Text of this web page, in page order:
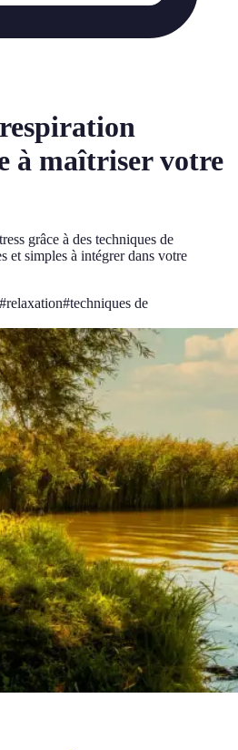
à maîtriser votre
grâce à des techniques de
et simples à intégrer dans votre
#relaxation#techniques de